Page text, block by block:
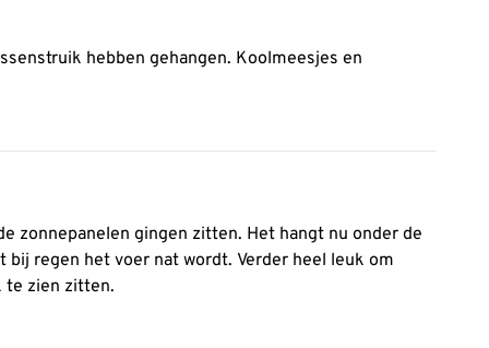
hebben gehangen. Koolmeesjes en
zonnepanelen gingen zitten. Het hangt nu onder de
bij regen het voer nat wordt. Verder heel leuk om
te zien zitten.